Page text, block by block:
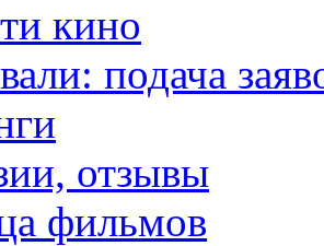
кино
подача
отзывы
фильмов